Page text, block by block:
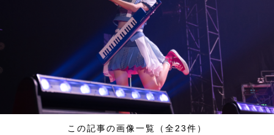
この記事の画像一覧（全23件）